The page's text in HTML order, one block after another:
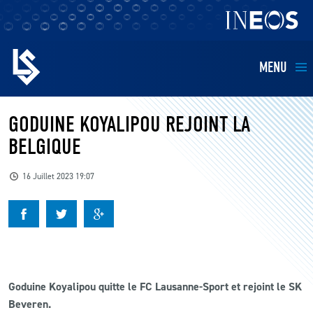
MENU
EQUIPES
BILLETTERIE
KIDS
RESTAURATION
GODUINE KOYALIPOU REJOINT LA
BELGIQUE
16 Juillet 2023 19:07
Goduine Koyalipou quitte le FC Lausanne-Sport et rejoint le SK
Beveren.